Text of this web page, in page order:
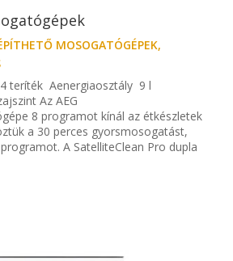
MOSOGATÓGÉPEK,
teríték Aenergiaosztály 9 l
Az AEG
8 programot kínál az étkészletek
a 30 perces gyorsmosogatást,
A SatelliteClean Pro dupla